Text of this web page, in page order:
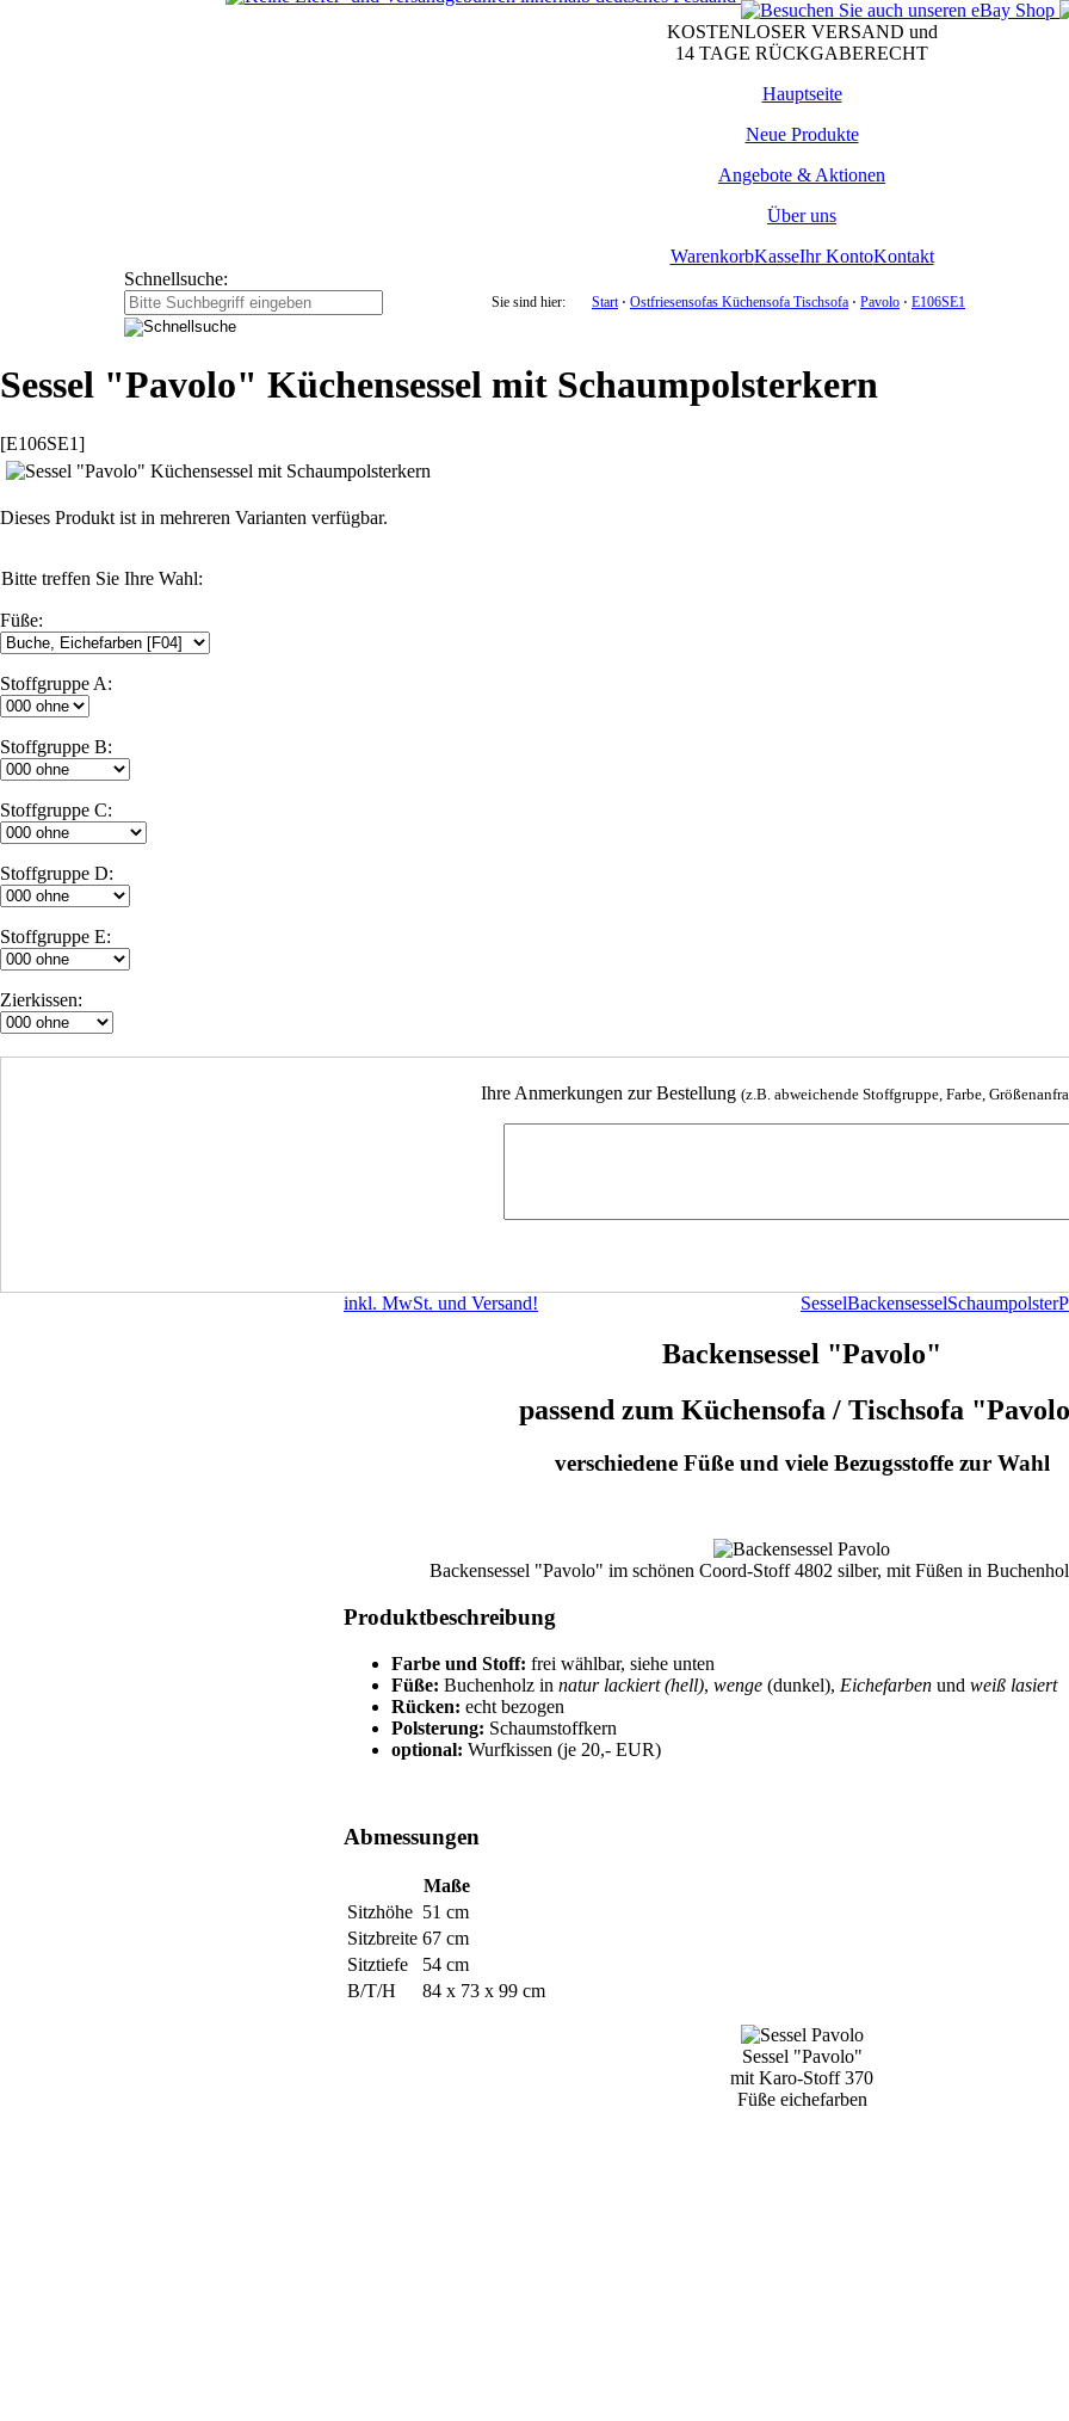
KOSTENLOSER VERSAND und
14 TAGE RÜCKGABERECHT
Hauptseite
Neue Produkte
Angebote & Aktionen
Über uns
WarenkorbKasseIhr KontoKontakt
Schnellsuche:
Sie sind hier: Start⋅ Ostfriesensofas Küchensofa Tischsofa ⋅ Pavolo ⋅ E106SE1
Sessel "Pavolo" Küchensessel mit Schaumpolsterkern
[E106SE1]
Dieses Produkt ist in mehreren Varianten verfügbar.
Bitte treffen Sie Ihre Wahl:
Füße:
Stoffgruppe A:
Stoffgruppe B:
Stoffgruppe C:
Stoffgruppe D:
Stoffgruppe E:
Zierkissen:
Ihre Anmerkungen zur Bestellung (z.B. abweichende Stoffgruppe, Farbe,
inkl. MwSt. und Versand! SesselBackensesselSchaumpolster
Backensessel "Pavolo"
passend zum Küchensofa / Tischsofa
verschiedene Füße und viele Bezugsstoffe zur Wahl
Backensessel "Pavolo" im schönen Coord-Stoff 4802 silber, mit Füßen in
Produktbeschreibung
Farbe und Stoff: frei wählbar, siehe unten
Füße: Buchenholz in natur lackiert (hell), wenge (dunkel), Eichefarben und weiß lasiert
Rücken: echt bezogen
Polsterung: Schaumstoffkern
optional: Wurfkissen (je 20,- EUR)
Abmessungen
Maße
Sitzhöhe 51 cm
Sitzbreite 67 cm
Sitztiefe
54 cm
B/T/H
84 x 73 x 99 cm
Sessel "Pavolo"
mit Karo-Stoff 370
Füße eichefarben